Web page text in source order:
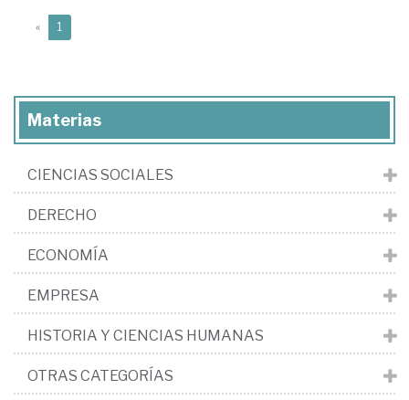
« 1
Materias
CIENCIAS SOCIALES
DERECHO
ECONOMÍA
EMPRESA
HISTORIA Y CIENCIAS HUMANAS
OTRAS CATEGORÍAS